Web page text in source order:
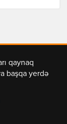
qaynaq
başqa yerdə